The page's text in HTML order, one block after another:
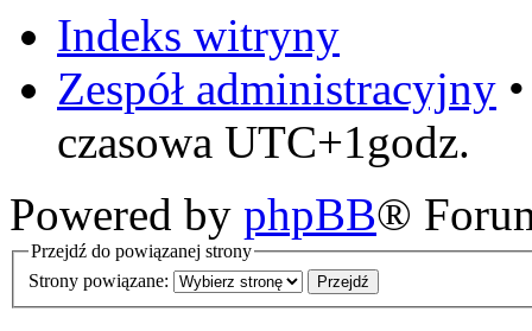
Indeks witryny
Zespół administracyjny
czasowa UTC+1godz.
Powered by phpBB®
Przejdź do powiązanej strony
Strony powiązane: